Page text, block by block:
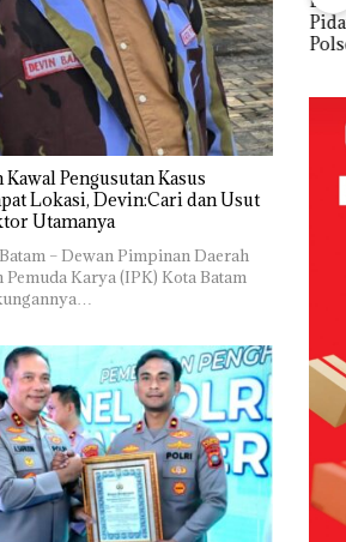
Kawal Pengusutan Kasus
Lokasi, Devin:Cari dan Usut
Utamanya
– Dewan Pimpinan Daerah
Karya (IPK) Kota Batam
Wholesale
Network
Catat
Pertumbuha
n Pendapatan
12,7% Secara
Tahunan
Pengerukan
PT
McDermott
Indonesia,
KSOP
Khusus
Batam
Tegaskan
Perizinan